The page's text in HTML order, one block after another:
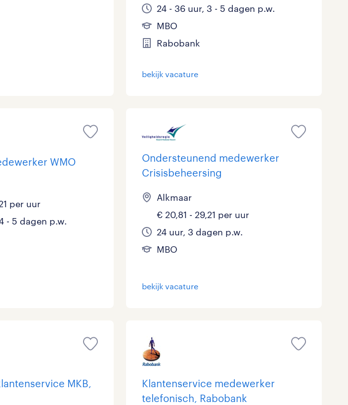
24 - 36 uur, 3 - 5 dagen p.w.
MBO
Rabobank
bekijk vacature
WMO
per uur
- 5 dagen p.w.
Ondersteunend medewerker
Crisisbeheersing
Alkmaar
€ 20,81 - 29,21 per uur
24 uur, 3 dagen p.w.
MBO
bekijk vacature
MKB,
Klantenservice medewerker
telefonisch, Rabobank